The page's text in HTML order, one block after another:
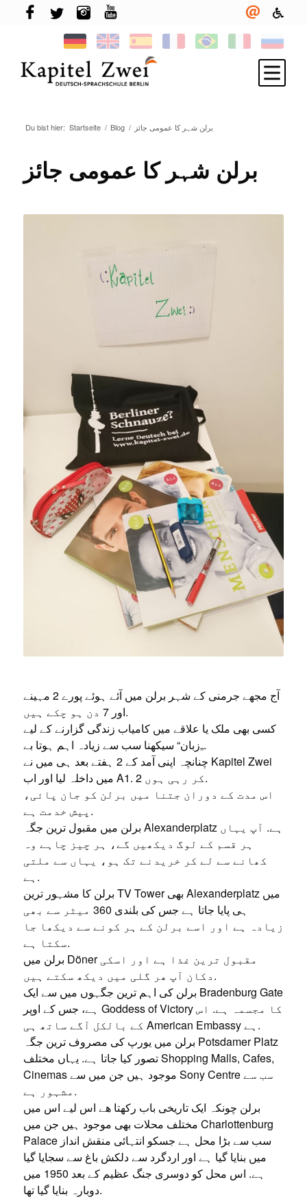
Melde Dich an
Deutsch lernen
TELC & TestDaF
Du bist hier: Startseite / Blog / برلن شہر کا عمومی جائز
برلن شہر کا عمومی جائز
آج مجھے جرمنی کے شہر برلن میں آئے ہوئے پورے 2 مہینے
اور 7 دن ہو چکے ہیں.
کسی بھی ملک یا علاقے میں کامیاب زندگی گزارنے کے لیے
„زبان“ سیکھنا سب سے زیادہ اہم ہوتا بے.
چنانچہ اپنی آمد کے 2 ہفتے بعد ہی میں نے Kapitel Zwei
میں داخلہ لیا اور اب A1. 2 کر رہی ہوں.
اس مدت کے دوران جتنا میں برلن کو جان پائی،
پیش خدمت ہے.
برلن میں مقبول ترین جگہ Alexanderplatz ہے. آپ یہاں
ہر قسم کے لوگ دیکھیں گے، ہر چیز چاہے وہ
کھانے سے لے کر خریدنے تک ہو، یہاں سے ملتی
ہے.
برلن کا مشہور ترین TV Tower بھی Alexanderplatz میں
ہی پایا جاتا ہے جس کی بلندی 360 میٹر سے بھی
زیادہ ہے اور اسے برلن کے ہر کونے سے دیکھا جا
سکتا ہے.
برلن میں Döner مقبول ترین غذا ہے اور اسکی
دکان آپ ھر گلی میں دیکھ سکتے ہیں.
برلن کی اہم ترین جگہوں میں سے ایک Bradenburg Gate
ہے، جس کے اوپر Goddess of Victory کا مجسمہ ہے. اس
کے بالکل آگے ساتھ ہی American Embassy ہے.
برلن میں یورپ کی مصروف ترین جگہ Potsdamer Platz
تصور کیا جاتا ہے. یہاں مختلف Shopping Malls, Cafes,
Cinemas موجود ہیں جن میں سے Sony Centre سب سے
مشہور ہے.
برلن چونکہ ایک تاریخی باب رکھتا ھے اس لیے اس میں
مختلف محلات بھی موجود ہیں جن میں Charlottenburg
Palace سب سے بڑا محل ہے جسکو انتہائی منقش انداز
میں بنایا گیا ہے اور اردگرد سے دلکش باغ سے سجایا گیا
ہے. اس محل کو دوسری جنگ عظیم کے بعد 1950 میں
دوبارہ بنایا گیا تھا.